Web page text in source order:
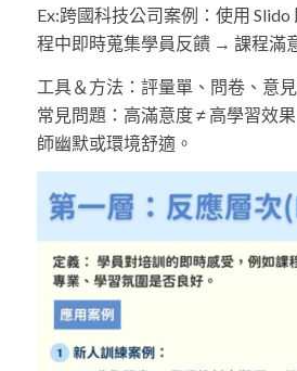
Ex:跨國科技公司案例：使用
程中即時蒐集學員反饋 → 課程滿
工具＆方法：評量單、問卷、意
常見 問題：高滿意度≠ 高學習效
師幽默或環境舒適。